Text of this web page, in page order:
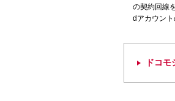
の契約回線
dアカウント
ドコ